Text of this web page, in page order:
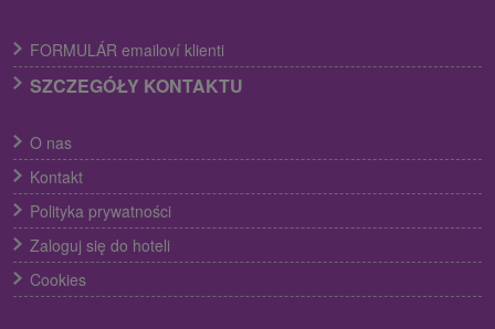
FORMULÁR emailoví klienti
SZCZEGÓŁY KONTAKTU
O nas
Kontakt
Polityka prywatności
Zaloguj się do hoteli
Cookies